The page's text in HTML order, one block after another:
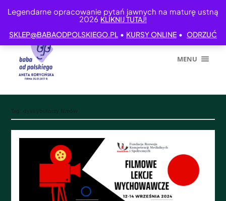
Legendarne opracowanie pytań jawnych na maturę ustną
2026 KLIKNIJ TUTAJ!
SKLEP@BABAODPOLSKIEGO.PL • KURSY ONLINE • ODRZUĆ
MENU